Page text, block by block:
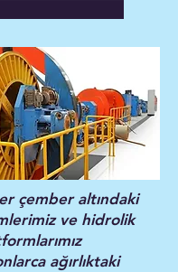
çember altındaki
ve hidrolik
ağırlıktaki